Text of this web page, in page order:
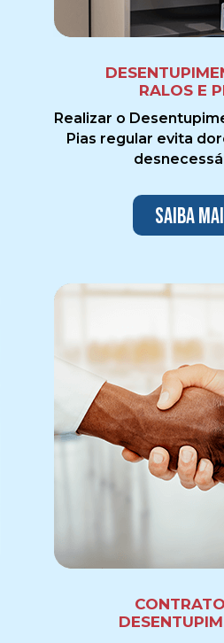
RALOS E
Realizar o
Pias regular evita
Saiba